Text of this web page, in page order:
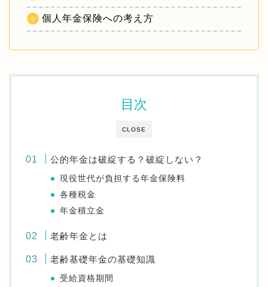
個人年金保険への考え方
CLOSE
目次
公的年金は破綻する？破綻しない？
現役世代が負担する年金保険料
各種税金
年金積立金
老齢年金とは
老齢基礎年金の基礎知識
受給資格期間